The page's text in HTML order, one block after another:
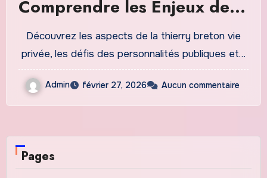
Comprendre les Enjeux de la
Vie Privée dun Homme
Public
Découvrez les aspects de la thierry breton vie
privée, les défis des personnalités publiques et…
Admin février 27, 2026 Aucun commentaire
Pages